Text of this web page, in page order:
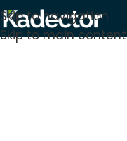
Skip to navigation
Skip to main content